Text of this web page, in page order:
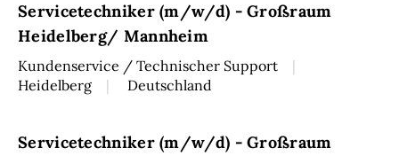
Servicetechniker (m/w/d) - Großraum
Heidelberg/ Mannheim
Kundenservice / Technischer Support
Heidelberg
Deutschland
Servicetechniker (m/w/d) - Großraum